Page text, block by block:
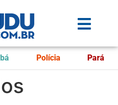
Polícia Pará